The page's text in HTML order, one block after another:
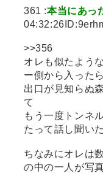
361 :本当にあっ
>>356
オレも似たよう
ー側から入ったら
出口が見知らぬ
て
もう一度トンネ
たって話し聞い
ちなみにオレは
の中の一人が写